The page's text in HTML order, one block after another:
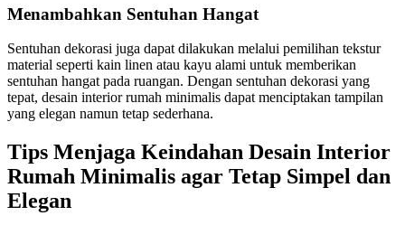
Menambahkan Sentuhan Hangat
Sentuhan dekorasi juga dapat dilakukan melalui pemilihan tekstur
material seperti kain linen atau kayu alami untuk memberikan
sentuhan hangat pada ruangan. Dengan sentuhan dekorasi yang
tepat, desain interior rumah minimalis dapat menciptakan tampilan
yang elegan namun tetap sederhana.
Tips Menjaga Keindahan Desain Interior
Rumah Minimalis agar Tetap Simpel dan
Elegan